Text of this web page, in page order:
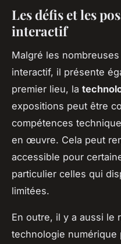
Les défis et les
interactif
Malgré les
interactif, il présente
premier lieu, la
expositions peut être
compétences
en œuvre. Cela peut
accessible pour
particulier celles qui
limitées.
En outre, il y a aussi le
technologie numérique